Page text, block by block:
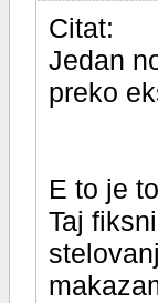
Citat:
Jedan
preko
E to je
Taj